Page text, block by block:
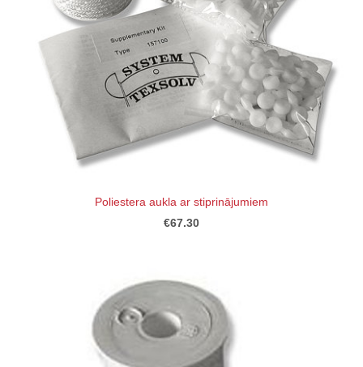
Poliestera aukla ar stiprinājumiem
€67.30